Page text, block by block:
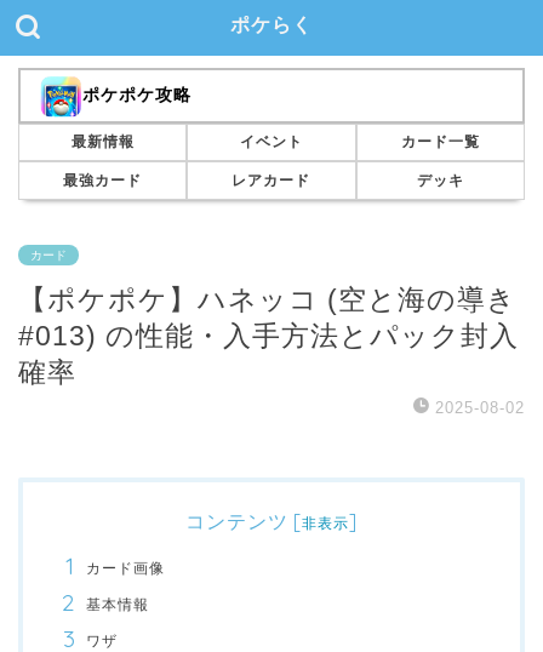
ポケらく
ポケポケ攻略
最新情報 イベント カード一覧
最強カード レアカード デッキ
カード
【ポケポケ】ハネッコ (空と海の導き
#013) の性能・入手方法とパック封入
確率
2025-08-02
コンテンツ [非表示]
カード画像
基本情報
ワザ